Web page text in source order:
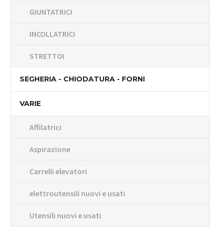
GIUNTATRICI
INCOLLATRICI
STRETTOI
SEGHERIA - CHIODATURA - FORNI
VARIE
Affilatrici
Aspirazione
Carrelli elevatori
elettroutensili nuovi e usati
Utensili nuovi e usati